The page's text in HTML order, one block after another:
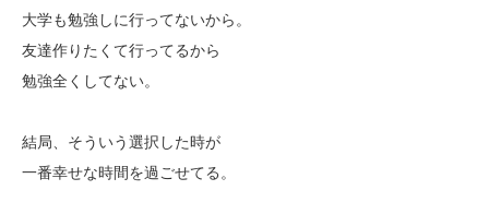
大学も勉強しに行ってないから。
友達作りたくて行ってるから
勉強全くしてない。
結局、そういう選択した時が
一番幸せな時間を過ごせてる。